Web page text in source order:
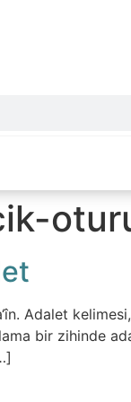
Adalet
bir zihinde